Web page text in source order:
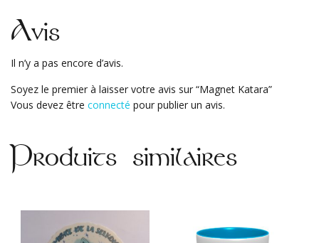
Avis
Il n’y a pas encore d’avis.
Soyez le premier à laisser votre avis sur “Magnet Katara”
Vous devez être connecté pour publier un avis.
Produits similaires